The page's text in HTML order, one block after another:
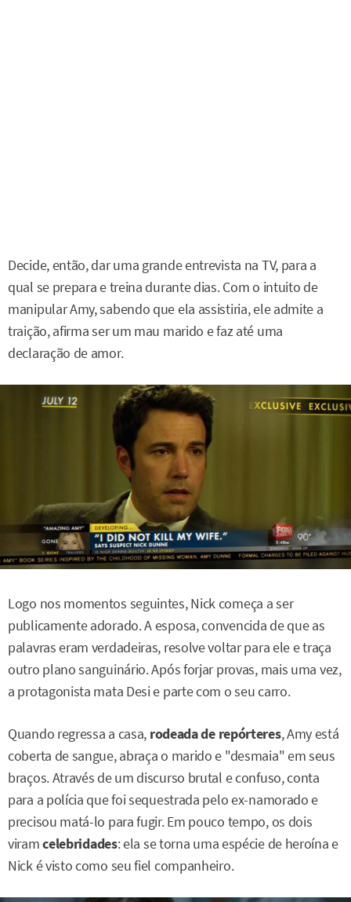
Decide, então, dar uma grande entrevista na TV, para a
qual se prepara e treina durante dias. Com o intuito de
manipular Amy, sabendo que ela assistiria, ele admite a
traição, afirma ser um mau marido e faz até uma
declaração de amor.
Logo nos momentos seguintes, Nick começa a ser
publicamente adorado. A esposa, convencida de que as
palavras eram verdadeiras, resolve voltar para ele e traça
outro plano sanguinário. Após forjar provas, mais uma vez,
a protagonista mata Desi e parte com o seu carro.
Quando regressa a casa, rodeada de repórteres, Amy está
coberta de sangue, abraça o marido e "desmaia" em seus
braços. Através de um discurso brutal e confuso, conta
para a polícia que foi sequestrada pelo ex-namorado e
precisou matá-lo para fugir. Em pouco tempo, os dois
viramcelebridades: ela se torna uma espécie de heroína e
Nick é visto como seu fiel companheiro.